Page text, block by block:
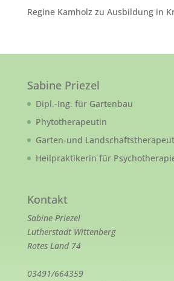
Regine Kamholz zu Ausbildung in
Sabine Priezel
Dipl.-Ing. für Gartenbau
Phytotherapeutin
Garten-und
Heilpraktikerin für
Kontakt
Sabine Priezel
Lutherstadt Wittenberg
Rotes Land 74
03491/664359